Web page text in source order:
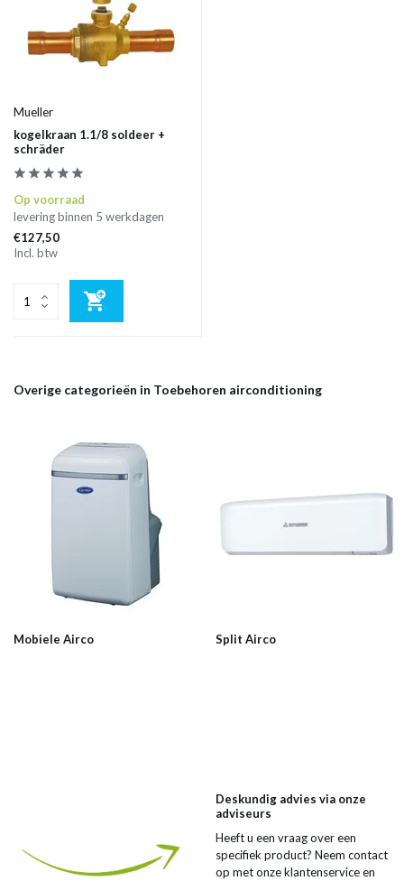
Mueller
kogelkraan 1.1/8 soldeer +
schräder
Op voorraad
levering binnen 5 werkdagen
€127,50
Incl. btw
Overige categorieën in Toebehoren airconditioning
Mobiele Airco Split Airco
Deskundig advies via onze
adviseurs
Heeft u een vraag over een
specifiek product? Neem contact
op met onze klantenservice en